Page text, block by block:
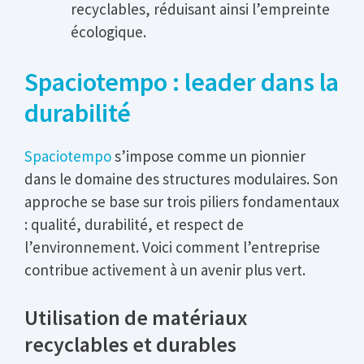
recyclables, réduisant ainsi l’empreinte
écologique.
Spaciotempo : leader dans la
durabilité
Spaciotempos’impose comme un pionnier
dans le domaine des structures modulaires. Son
approche se base sur trois piliers fondamentaux
: qualité, durabilité, et respect de
l’environnement. Voici comment l’entreprise
contribue activement à un avenir plus vert.
Utilisation de matériaux
recyclables et durables